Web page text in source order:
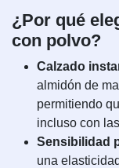
¿Por qué
con polvo?
Calzado
almidón de
permitiendo
incluso con
Sensibilidad
una